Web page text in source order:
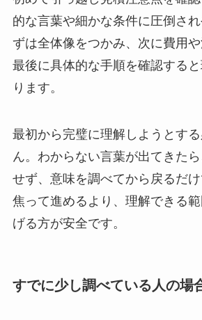
的な言葉や細かな条件に圧倒さ
ずは全体像をつかみ、次に費用や
最後に具体的な手順を確認する
ります。
最初から完璧に理解しようとす
ん。わからない言葉が出てきた
せず、意味を調べてから戻るだけ
焦って進めるより、理解できる
げる方が安全です。
すでに少し調べている人の場